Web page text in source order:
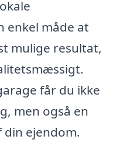
enkel måde at
mulige resultat,
får du ikke
men også en
ejendom.